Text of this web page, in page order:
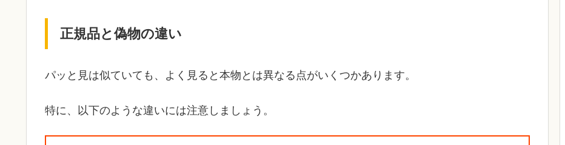
正規品と偽物の違い
パッと見は似ていても、よく見ると本物とは異なる点がいくつかあります。
特に、以下のような違いには注意しましょう。